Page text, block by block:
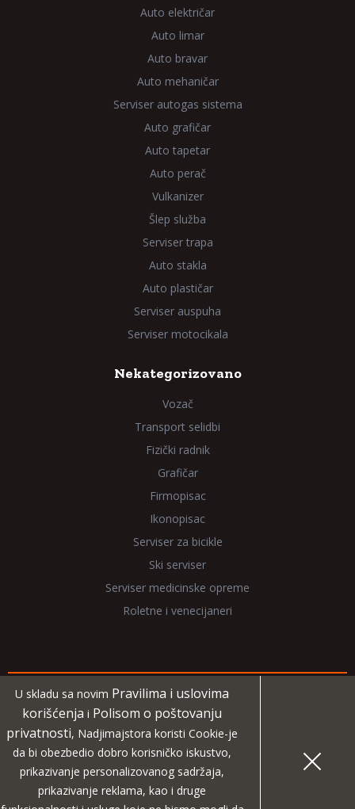
Auto električar
Auto limar
Auto bravar
Auto mehaničar
Serviser autogas sistema
Auto grafičar
Auto tapetar
Auto perač
Vulkanizer
Šlep služba
Serviser trapa
Auto stakla
Auto plastičar
Serviser auspuha
Serviser motocikala
Nekategorizovano
Vozač
Transport selidbi
Fizički radnik
Grafičar
Firmopisac
Ikonopisac
Serviser za bicikle
Ski serviser
Serviser medicinske opreme
Roletne i venecijaneri
Copyright 2026 NadjiMajstora.rs
Informacije i grafički elementi su vlasništvo veb sajta
NadjiMajstora
Projekat digitalne agencije
U skladu sa novim Pravilima i uslovima
korišćenja i Polisom o poštovanju
privatnosti, Nadjimajstora koristi Cookie-je
da bi obezbedio dobro korisničko iskustvo,
prikazivanje personalizovanog sadržaja,
prikazivanje reklama, kao i druge